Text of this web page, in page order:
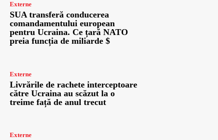
Externe
SUA transferă conducerea
comandamentului european
pentru Ucraina. Ce țară NATO
preia funcția de miliarde $
Externe
Livrările de rachete interceptoare
către Ucraina au scăzut la o
treime față de anul trecut
Externe